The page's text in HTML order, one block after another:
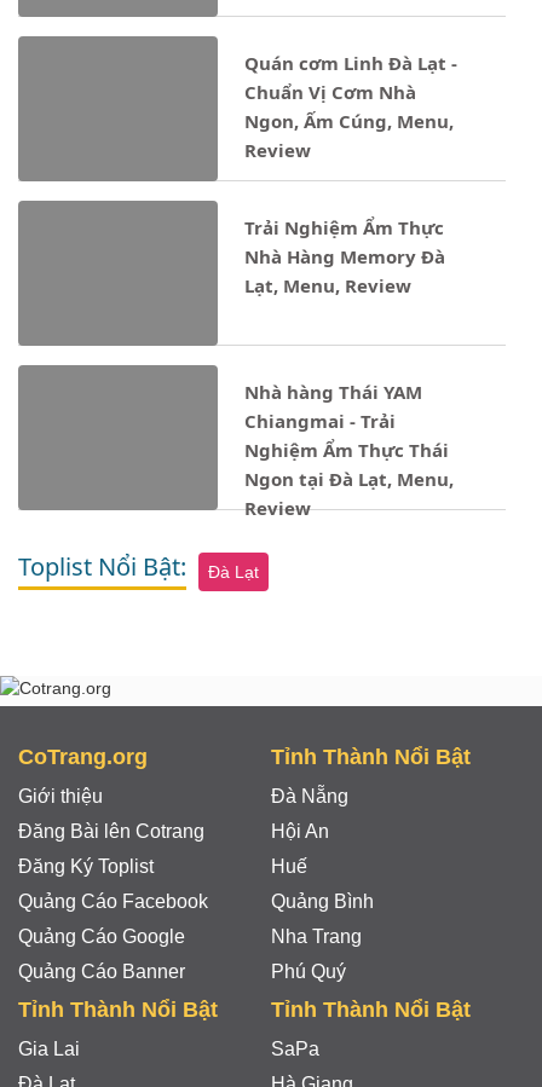
Quán cơm Linh Đà Lạt -
Chuẩn Vị Cơm Nhà
Ngon, Ấm Cúng, Menu,
Review
Trải Nghiệm Ẩm Thực
Nhà Hàng Memory Đà
Lạt, Menu, Review
Nhà hàng Thái YAM
Chiangmai - Trải
Nghiệm Ẩm Thực Thái
Ngon tại Đà Lạt, Menu,
Review
Toplist Nổi Bật: Đà Lạt
CoTrang.org
Giới thiệu
Đăng Bài lên Cotrang
Đăng Ký Toplist
Quảng Cáo Facebook
Quảng Cáo Google
Quảng Cáo Banner
Tỉnh Thành Nổi Bật
Đà Nẵng
Hội An
Huế
Quảng Bình
Nha Trang
Phú Quý
Tỉnh Thành Nổi Bật
Gia Lai
Tỉnh Thành Nổi Bật
SaPa